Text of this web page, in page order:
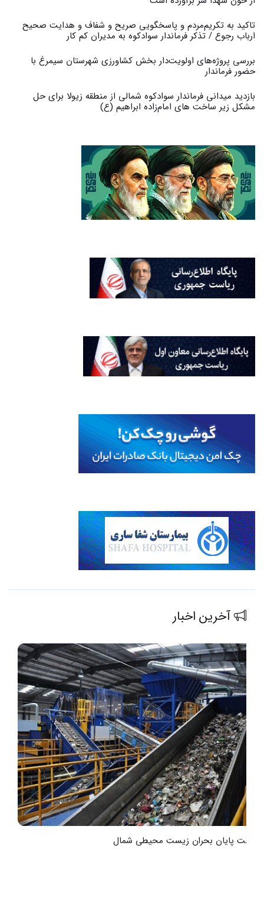
تاکید به تکریم‌مردم و پاسخگویی صریح و شفاف و هدایت صحیح
ارباب رجوع / تذکر فرماندار سوادکوه به مدیران کم کار ‎
بررسی پروژه‌های اولویت‌دار بخش کشاورزی شهرستان سیمرغ با
حضور فرماندار
بازدید میدانی فرماندار سوادکوه شمالی از منطقه زیولا برای حل
مشکل زیر ساخت های امام‌زاده ابراهیم (ع)
آخرین اخبار
به‌وقت پایان بحران زیست محیطی شمال